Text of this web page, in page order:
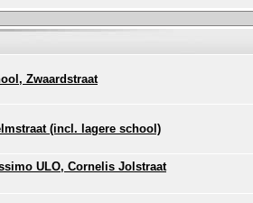
Zwaardstraat
(incl. lagere school)
ULO, Cornelis Jolstraat